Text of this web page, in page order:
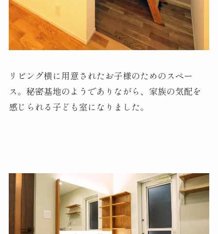
リビング横に用意されたお子様のためのスペー
ス。秘密基地のようでありながら、家族の気配を
感じられる子ども室になりました。